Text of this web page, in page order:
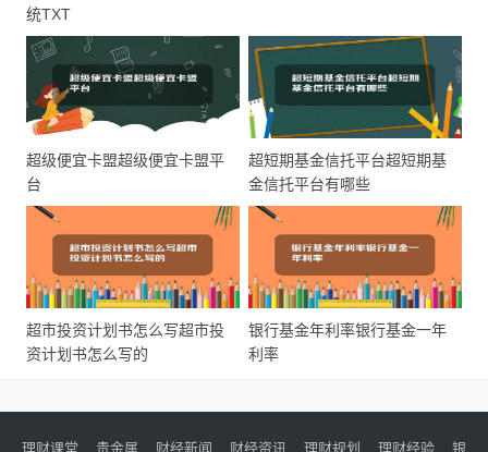
统TXT
超级便宜卡盟超级便宜卡盟平
台
超短期基金信托平台超短期基
金信托平台有哪些
超市投资计划书怎么写超市投
资计划书怎么写的
银行基金年利率银行基金一年
利率
理财课堂 贵金属 财经新闻 财经资讯 理财规划 理财经验 银